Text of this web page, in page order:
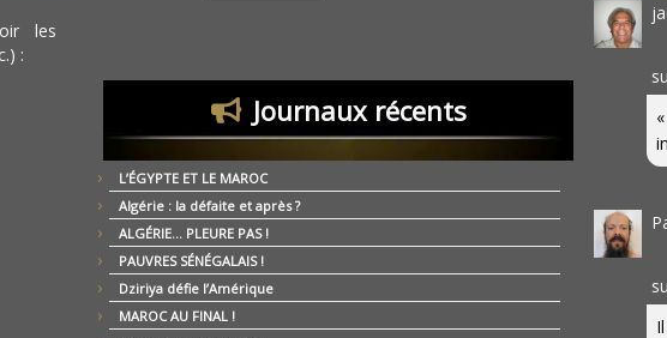
les
:
Journaux récents
L’ÉGYPTE ET LE MAROC
Algérie : la défaite et après ?
ALGÉRIE… PLEURE PAS !
PAUVRES SÉNÉGALAIS !
Dziriya défie l’Amérique
MAROC AU FINAL !